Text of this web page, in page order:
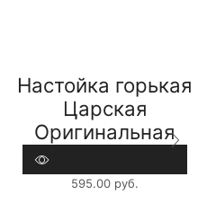
Настойка горькая
Царская
Оригинальная
Грейпфрут 0,5л
595.00 руб.